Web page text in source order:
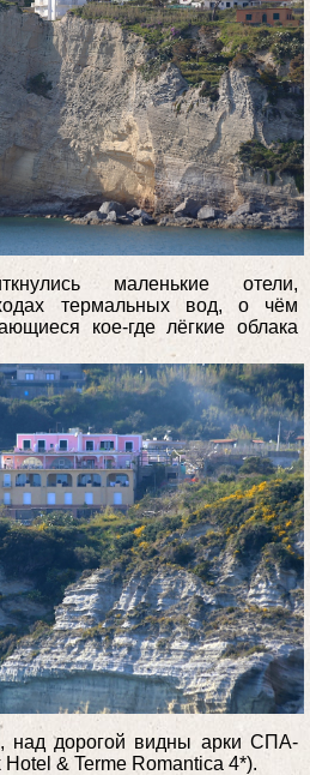
маленькие отели,
термальных вод, о чём
кое-где лёгкие облака
над дорогой видны арки СПА-
& Terme Romantica 4*).